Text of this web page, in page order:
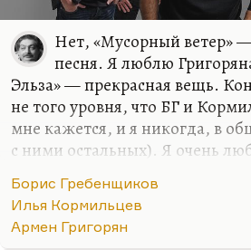
Нет, «Мусорный ветер»
песня. Я люблю
Эльза» — прекрасная вещь.
не того уровня, что БГ и
мне кажется, и я никогда, в
с ними остальных). Я очень
Кортнева, но для меня БГ и
существа из другого жанра, из
что-то космическое, что-то из
Борис Гребенщиков
Илья Кормильцев
Армен Григорян